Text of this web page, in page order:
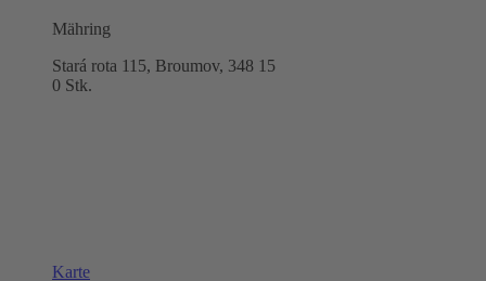
Mähring
Stará rota 115, Broumov, 348 15
0 Stk.
Karte